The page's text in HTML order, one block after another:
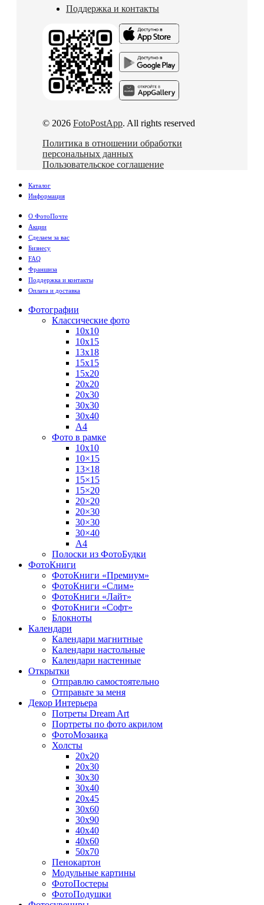
Поддержка и контакты
© 2026 FotoPostApp. All rights reserved
Политика в отношении обработки
персональных данных
Пользовательское соглашение
Каталог
Информация
О ФотоПочте
Акции
Сделаем за вас
Бизнесу
FAQ
Франшиза
Поддержка и контакты
Оплата и доставка
Фотографии
Классические фото
10х10
10х15
13х18
15х15
15х20
20х20
20х30
30х30
30х40
А4
Фото в рамке
10х10
10×15
13×18
15×15
15×20
20×20
20×30
30×30
30×40
A4
Полоски из ФотоБудки
ФотоКниги
ФотоКниги «Премиум»
ФотоКниги «Слим»
ФотоКниги «Лайт»
ФотоКниги «Софт»
Блокноты
Календари
Календари магнитные
Календари настольные
Календари настенные
Открытки
Отправлю самостоятельно
Отправьте за меня
Декор Интерьера
Потреты Dream Art
Портреты по фото акрилом
ФотоМозаика
Холсты
20х20
20х30
30х30
30х40
20х45
30х60
30х90
40х40
40х60
50х70
Пенокартон
Модульные картины
ФотоПостеры
ФотоПодушки